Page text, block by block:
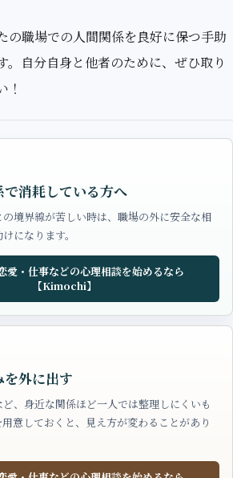
の職場での人間関係を良好に保つ手助
。自分自身と他者のために、ぜひ取り
！
消耗している方へ
境界線が苦しい時は、職場の外に安全な相
になります。
愛・仕事などの心理相談を始めるなら
【Kimochi】
を外に出す
、身近な関係ほど一人では整理しにくいも
意しておくと、見え方が変わることがあり